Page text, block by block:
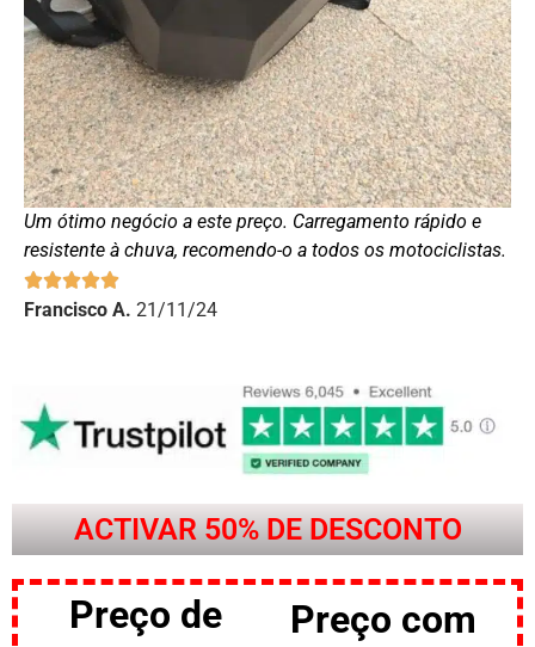
Um ótimo negócio a este preço. Carregamento rápido e
resistente à chuva, recomendo-o a todos os motociclistas.
Francisco A. 21/11/24
ACTIVAR 50% DE DESCONTO
Preço de
Preço com